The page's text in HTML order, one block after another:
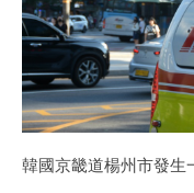
韓國京畿道楊州市發生